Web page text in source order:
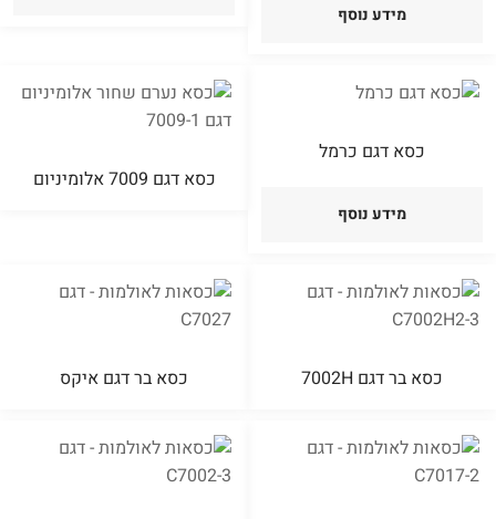
מידע נוסף
כסא דגם כרמל
מידע נוסף
כסא דגם 7009 אלומיניום
כסא בר דגם 7002H כסא בר דגם איקס